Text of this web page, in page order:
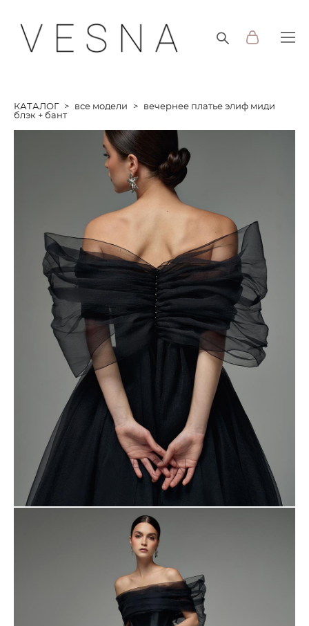
КАТАЛОГ > все модели >
вечернее платье элиф миди
блэк + бант